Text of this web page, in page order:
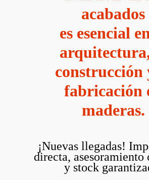
acabados
es esencial
construcción
fabricación
maderas.
¡Nuevas llegadas!
directa, asesoramiento
y stock